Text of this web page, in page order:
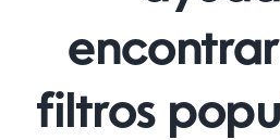
Twitter (𝕏)
Otros
filtros